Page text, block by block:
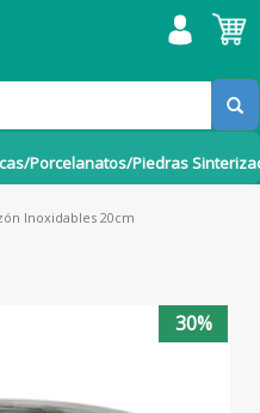
Porcelanatos/Piedras
Inoxidables 20cm
30%